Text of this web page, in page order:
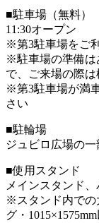
■駐車場（無料）
11:30オープン
※第3駐車場をご
※駐車場の準備は
で、ご来場の際
※第3駐車場が満
さい
■駐輪場
ジュビロ広場の
■使用スタンド
メインスタンド
※スタンド内での
グ・